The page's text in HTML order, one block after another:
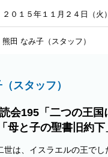
２０１５年１１月２４日（火）
熊田 なみ子（スタッフ）
スタッフ）
会195「二つの王国
「母と子の聖書旧約下
は、イスラエルの王でし